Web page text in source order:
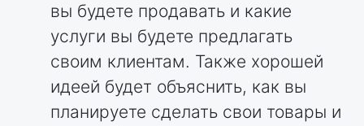
вы будете продавать и какие
услуги вы будете предлагать
своим клиентам. Также хорошей
идеей будет объяснить, как вы
планируете сделать свои товары и